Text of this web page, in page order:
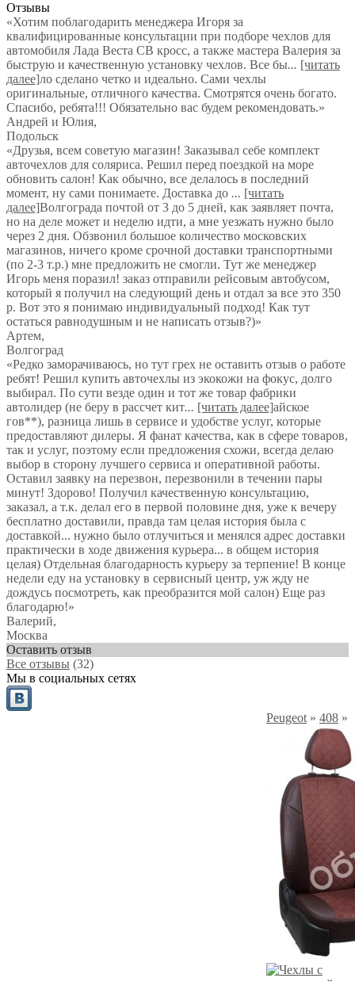
Отзывы
«Хотим поблагодарить менеджера Игоря за
квалифицированные консультации при подборе чехлов для
автомобиля Лада Веста СВ кросс, а также мастера Валерия за
быструю и качественную установку чехлов. Все бы... [читать
далее]ло сделано четко и идеально. Сами чехлы
оригинальные, отличного качества. Смотрятся очень богато.
Спасибо, ребята!!! Обязательно вас будем рекомендовать.»
Андрей и Юлия,
Подольск
«Друзья, всем советую магазин! Заказывал себе комплект
авточехлов для соляриса. Решил перед поездкой на море
обновить салон! Как обычно, все делалось в последний
момент, ну сами понимаете. Доставка до ... [читать
далее]Волгограда почтой от 3 до 5 дней, как заявляет почта,
но на деле может и неделю идти, а мне уезжать нужно было
через 2 дня. Обзвонил большое количество московских
магазинов, ничего кроме срочной доставки транспортными
(по 2-3 т.р.) мне предложить не смогли. Тут же менеджер
Игорь меня поразил! заказ отправили рейсовым автобусом,
который я получил на следующий день и отдал за все это 350
р. Вот это я понимаю индивидуальный подход! Как тут
остаться равнодушным и не написать отзыв?)»
Артем,
Волгоград
«Редко заморачиваюсь, но тут грех не оставить отзыв о работе
ребят! Решил купить авточехлы из экокожи на фокус, долго
выбирал. По сути везде один и тот же товар фабрики
автолидер (не беру в рассчет кит... [читать далее]айское
гов**), разница лишь в сервисе и удобстве услуг, которые
предоставляют дилеры. Я фанат качества, как в сфере товаров,
так и услуг, поэтому если предложения схожи, всегда делаю
выбор в сторону лучшего сервиса и оперативной работы.
Оставил заявку на перезвон, перезвонили в течении пары
минут! Здорово! Получил качественную консультацию,
заказал, а т.к. делал его в первой половине дня, уже к вечеру
бесплатно доставили, правда там целая история была с
доставкой... нужно было отлучиться и менялся адрес доставки
практически в ходе движения курьера... в общем история
целая) Отдельная благодарность курьеру за терпение! В конце
недели еду на установку в сервисный центр, уж жду не
дождусь посмотреть, как преобразится мой салон) Еще раз
благодарю!»
Валерий,
Москва
Оставить отзыв
Все отзывы (32)
Мы в социальных сетях
Peugeot » 408 »